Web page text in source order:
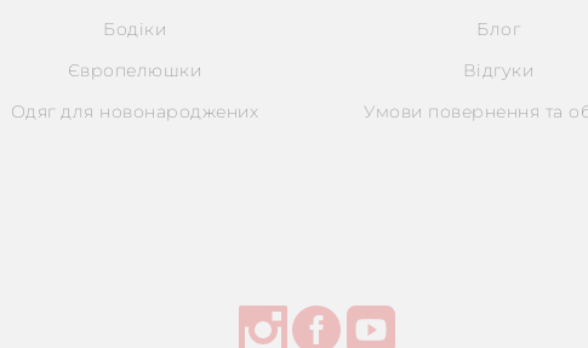
Бодіки
Європелюшки
Одяг для новонароджених
Блог
Відгуки
Умови повернення та